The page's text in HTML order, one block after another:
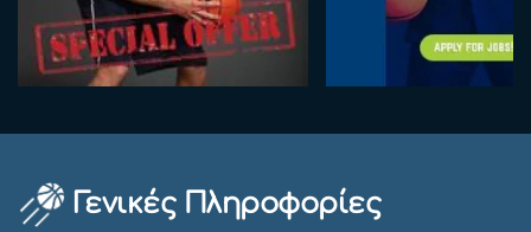
Γενικές Πληροφορίες